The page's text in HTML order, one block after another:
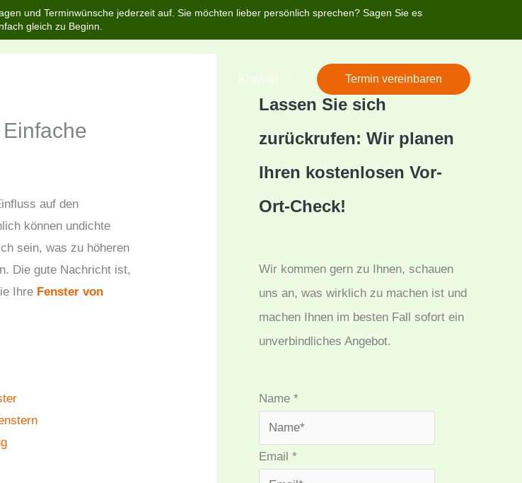
und Terminwünsche jederzeit auf. Sie möchten lieber persönlich sprechen? Sagen Sie es
gleich zu Beginn.
Termin vereinbaren
auf den
können undichte
sein, was zu höheren
Die gute Nachricht ist,
Ihre Fenster von
Lassen Sie sich
zurückrufen: Wir planen
Ihren kostenlosen Vor-
Ort-Check!
Wir kommen gern zu Ihnen, schauen
uns an, was wirklich zu machen ist und
machen Ihnen im besten Fall sofort ein
unverbindliches Angebot.
Name *
Email *